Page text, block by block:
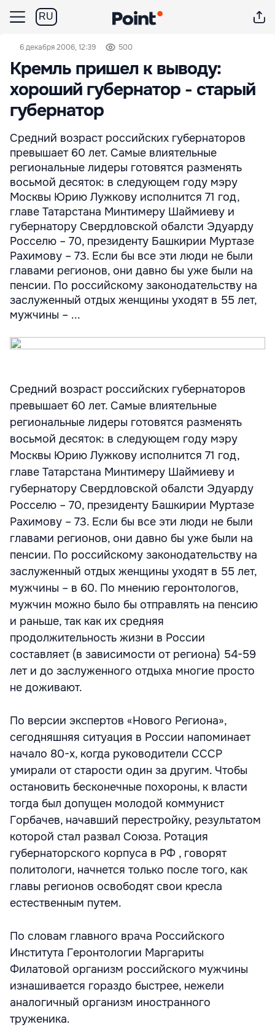
RU
6 декабря 2006, 12:39 500
Кремль пришел к выводу:
хороший губернатор - старый
губернатор
Средний возраст российских губернаторов
превышает 60 лет. Самые влиятельные
региональные лидеры готовятся разменять
восьмой десяток: в следующем году мэру
Москвы Юрию Лужкову исполнится 71 год,
главе Татарстана Минтимеру Шаймиеву и
губернатору Свердловской обалсти Эдуарду
Росселю – 70, президенту Башкирии Муртазе
Рахимову – 73. Если бы все эти люди не были
главами регионов, они давно бы уже были на
пенсии. По российскому законодательству на
заслуженный отдых женщины уходят в 55 лет,
мужчины – ...
Средний возраст российских губернаторов
превышает 60 лет. Самые влиятельные
региональные лидеры готовятся разменять
восьмой десяток: в следующем году мэру
Москвы Юрию Лужкову исполнится 71 год,
главе Татарстана Минтимеру Шаймиеву и
губернатору Свердловской обалсти Эдуарду
Росселю – 70, президенту Башкирии Муртазе
Рахимову – 73. Если бы все эти люди не были
главами регионов, они давно бы уже были на
пенсии. По российскому законодательству на
заслуженный отдых женщины уходят в 55 лет,
мужчины – в 60. По мнению геронтологов,
мужчин можно было бы отправлять на пенсию
и раньше, так как их средняя
продолжительность жизни в России
составляет (в зависимости от региона) 54-59
лет и до заслуженного отдыха многие просто
не доживают.
По версии экспертов «Нового Региона»,
сегодняшняя ситуация в России напоминает
начало 80-х, когда руководители СССР
умирали от старости один за другим. Чтобы
остановить бесконечные похороны, к власти
тогда был допущен молодой коммунист
Горбачев, начавший перестройку, результатом
которой стал развал Союза. Ротация
губернаторского корпуса в РФ , говорят
политологи, начнется только после того, как
главы регионов освободят свои кресла
естественным путем.
По словам главного врача Российского
Института Геронтологии Маргариты
Филатовой организм российского мужчины
изнашивается гораздо быстрее, нежели
аналогичный организм иностранного
труженика.